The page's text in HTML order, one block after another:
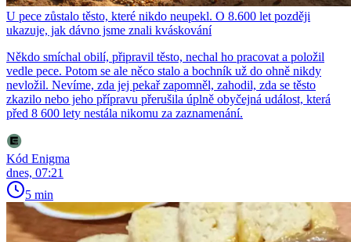
U pece zůstalo těsto, které nikdo neupekl. O 8.600 let později
ukazuje, jak dávno jsme znali kváskování
Někdo smíchal obilí, připravil těsto, nechal ho pracovat a položil
vedle pece. Potom se ale něco stalo a bochník už do ohně nikdy
nevložil. Nevíme, zda jej pekař zapomněl, zahodil, zda se těsto
zkazilo nebo jeho přípravu přerušila úplně obyčejná událost, která
před 8 600 lety nestála nikomu za zaznamenání.
Kód Enigma
dnes, 07:21
5 min